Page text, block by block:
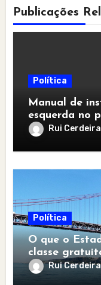
Publicações
Política
Manual de
esquerda no
Rui
Política
O que o
classe
Rui